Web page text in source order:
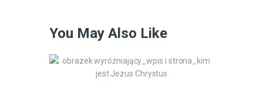
You May Also Like